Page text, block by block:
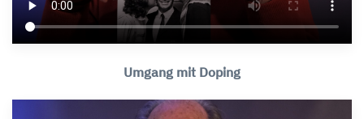
Umgang mit Doping